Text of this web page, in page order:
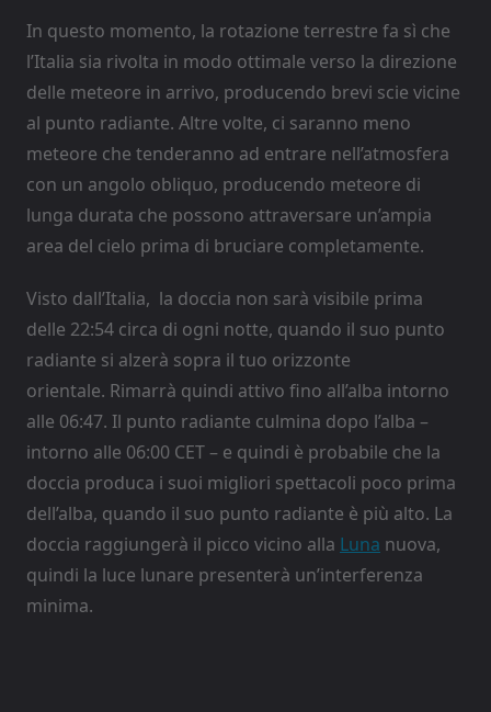
In questo momento, la rotazione terrestre fa sì che
l’Italia sia rivolta in modo ottimale verso la direzione
delle meteore in arrivo, producendo brevi scie vicine
al punto radiante. Altre volte, ci saranno meno
meteore che tenderanno ad entrare nell’atmosfera
con un angolo obliquo, producendo meteore di
lunga durata che possono attraversare un’ampia
area del cielo prima di bruciare completamente.
Visto dall’Italia, la doccia non sarà visibile prima
delle 22:54 circa di ogni notte, quando il suo punto
radiante si alzerà sopra il tuo orizzonte
orientale. Rimarrà quindi attivo fino all’alba intorno
alle 06:47. Il punto radiante culmina dopo l’alba –
intorno alle 06:00 CET – e quindi è probabile che la
doccia produca i suoi migliori spettacoli poco prima
dell’alba, quando il suo punto radiante è più alto. La
doccia raggiungerà il picco vicino alla Luna nuova,
quindi la luce lunare presenterà un’interferenza
minima.